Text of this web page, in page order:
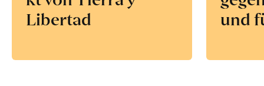
Libertad
und